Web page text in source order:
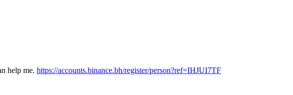
help me. https://accounts.binance.bh/register/person?ref=IHJUI7TF